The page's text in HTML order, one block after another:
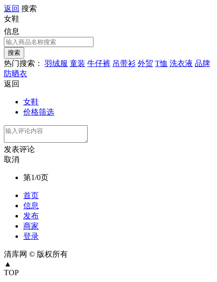
返回 搜索
女鞋
信息
热门搜索： 羽绒服 童装 牛仔裤 吊带衫 外贸 T恤 洗衣液 品牌
防晒衣
返回
女鞋
价格筛选
发表评论
取消
第1/0页
首页
信息
发布
商家
登录
清库网 © 版权所有
▲
TOP